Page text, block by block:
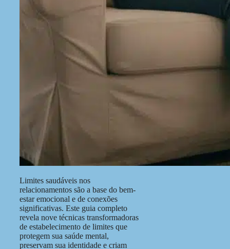
Limites saudáveis nos
relacionamentos são a base do bem-
estar emocional e de conexões
significativas. Este guia completo
revela nove técnicas transformadoras
de estabelecimento de limites que
protegem sua saúde mental,
preservam sua identidade e criam